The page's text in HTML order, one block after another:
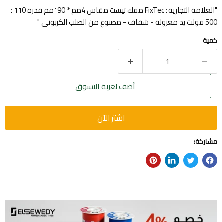
"العلامة التجارية : FixTec مفك تيست مقاس 4مم * 190مم قدرة 110 :
500 فولت يد معزولة - شفاف - مصنوع من الصلب الكربونى "
كمية
أضف لعربة التسوق
اشتر الآن
مشاركة: